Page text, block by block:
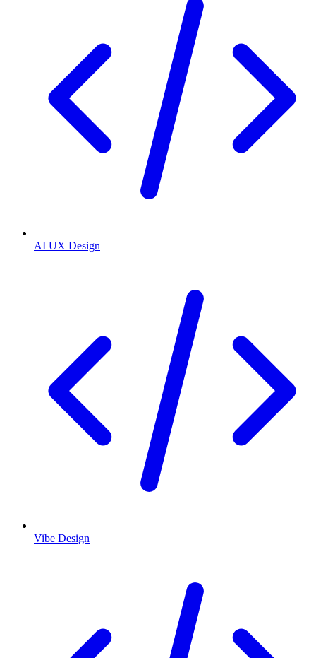
AI UX Design
Vibe Design